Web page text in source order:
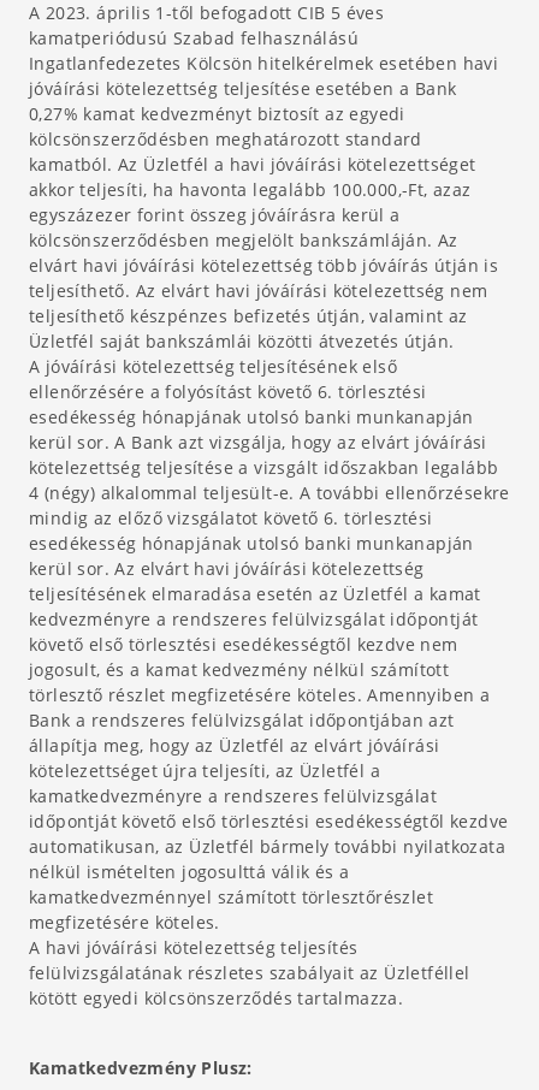
A 2023. április 1-től befogadott CIB 5 éves
kamatperiódusú Szabad felhasználású
Ingatlanfedezetes Kölcsön hitelkérelmek esetében havi
jóváírási kötelezettség teljesítése esetében a Bank
0,27% kamat kedvezményt biztosít az egyedi
kölcsönszerződésben meghatározott standard
kamatból. Az Üzletfél a havi jóváírási kötelezettséget
akkor teljesíti, ha havonta legalább 100.000,-Ft, azaz
egyszázezer forint összeg jóváírásra kerül a
kölcsönszerződésben megjelölt bankszámláján. Az
elvárt havi jóváírási kötelezettség több jóváírás útján is
teljesíthető. Az elvárt havi jóváírási kötelezettség nem
teljesíthető készpénzes befizetés útján, valamint az
Üzletfél saját bankszámlái közötti átvezetés útján.
A jóváírási kötelezettség teljesítésének első
ellenőrzésére a folyósítást követő 6. törlesztési
esedékesség hónapjának utolsó banki munkanapján
kerül sor. A Bank azt vizsgálja, hogy az elvárt jóváírási
kötelezettség teljesítése a vizsgált időszakban legalább
4 (négy) alkalommal teljesült-e. A további ellenőrzésekre
mindig az előző vizsgálatot követő 6. törlesztési
esedékesség hónapjának utolsó banki munkanapján
kerül sor. Az elvárt havi jóváírási kötelezettség
teljesítésének elmaradása esetén az Üzletfél a kamat
kedvezményre a rendszeres felülvizsgálat időpontját
követő első törlesztési esedékességtől kezdve nem
jogosult, és a kamat kedvezmény nélkül számított
törlesztő részlet megfizetésére köteles. Amennyiben a
Bank a rendszeres felülvizsgálat időpontjában azt
állapítja meg, hogy az Üzletfél az elvárt jóváírási
kötelezettséget újra teljesíti, az Üzletfél a
kamatkedvezményre a rendszeres felülvizsgálat
időpontját követő első törlesztési esedékességtől kezdve
automatikusan, az Üzletfél bármely további nyilatkozata
nélkül ismételten jogosulttá válik és a
kamatkedvezménnyel számított törlesztőrészlet
megfizetésére köteles.
A havi jóváírási kötelezettség teljesítés
felülvizsgálatának részletes szabályait az Üzletféllel
kötött egyedi kölcsönszerződés tartalmazza.
Kamatkedvezmény Plusz: